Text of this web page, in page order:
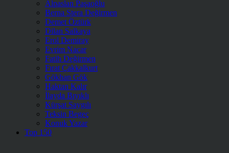
Alpaslan Paşaoğlu
Berna Stera Değirmen
Demet Öztürk
Dilan Salkaya
Erol Demiray
Evrim Nacar
Fatih Değirmen
Fırat Çakkalkurt
Gökhan Gök
Haktan Kalır
İlayda Bıyıklı
Kürşat Saygılı
Teksin Begeç
Konuk Yazar
Top 150